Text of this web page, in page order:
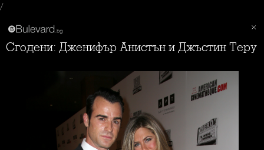
/
Сгодени: Дженифър Анистън и Джъстин Теру